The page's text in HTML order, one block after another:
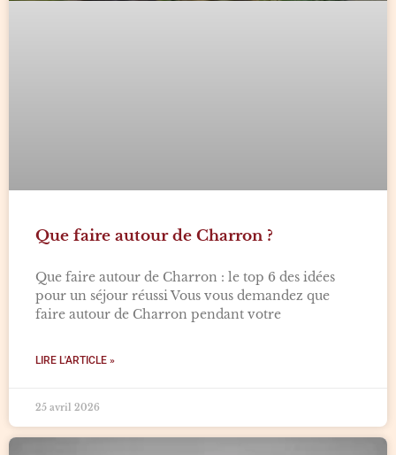
Que faire autour de Charron ?
Que faire autour de Charron : le top 6 des idées
pour un séjour réussi Vous vous demandez que
faire autour de Charron pendant votre
LIRE L'ARTICLE »
25 avril 2026